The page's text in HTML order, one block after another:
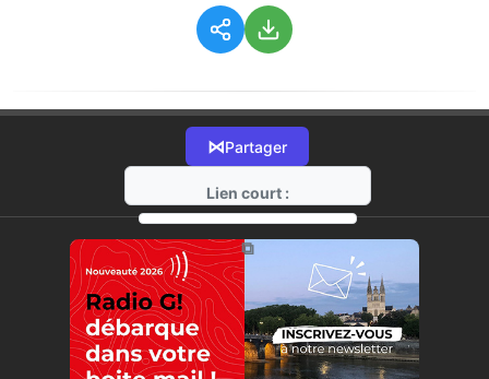
⋈Partager
Lien court :
https://radio-g.fr?17873
⧉